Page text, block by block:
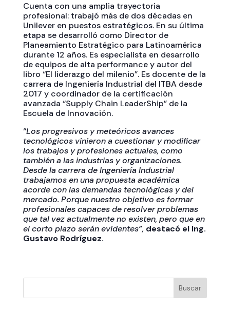
Cuenta con una amplia trayectoria
profesional: trabajó más de dos décadas en
Unilever en puestos estratégicos. En su última
etapa se desarrolló como Director de
Planeamiento Estratégico para Latinoamérica
durante 12 años. Es especialista en desarrollo
de equipos de alta performance y autor del
libro “El liderazgo del milenio”. Es docente de la
carrera de Ingeniería Industrial del ITBA desde
2017 y coordinador de la certificación
avanzada “Supply Chain LeaderShip” de la
Escuela de Innovación.
“Los progresivos y meteóricos avances
tecnológicos vinieron a cuestionar y modificar
los trabajos y profesiones actuales, como
también a las industrias y organizaciones.
Desde la carrera de Ingeniería Industrial
trabajamos en una propuesta académica
acorde con las demandas tecnológicas y del
mercado. Porque nuestro objetivo es formar
profesionales capaces de resolver problemas
que tal vez actualmente no existen, pero que en
el corto plazo serán evidentes”, destacó el Ing.
Gustavo Rodríguez.
Buscar